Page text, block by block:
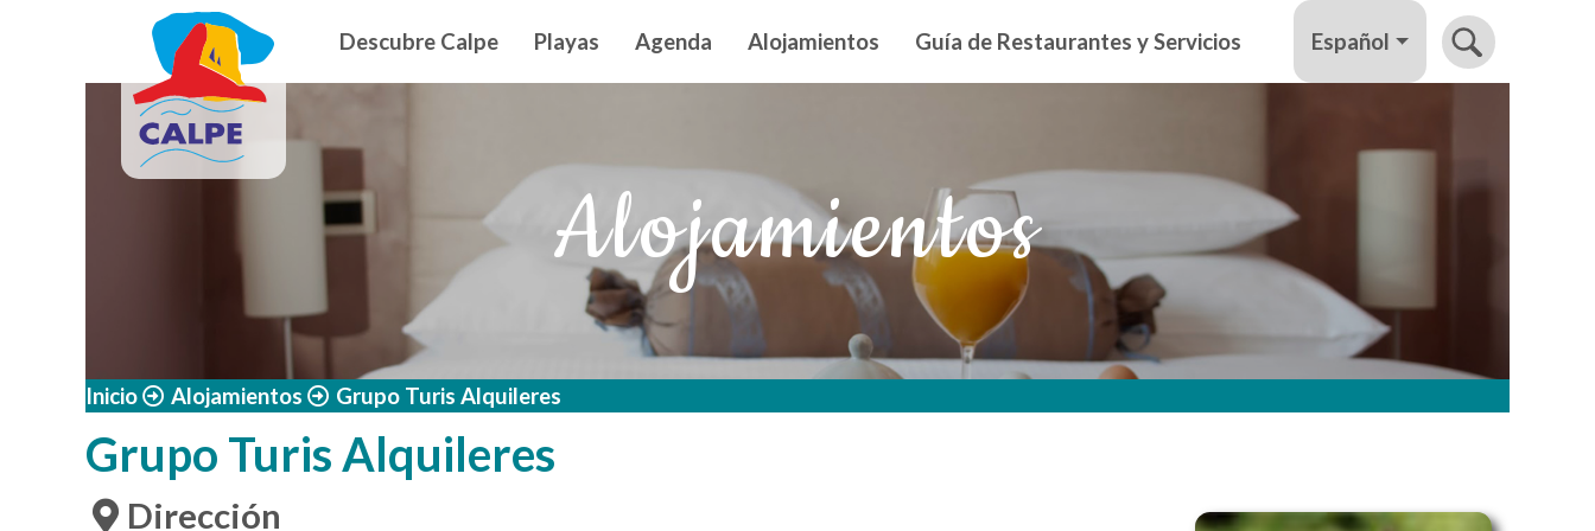
Pasar al contenido principal Navegación principal
Descubre Calpe Playas Agenda Alojamientos Guía de Restaurantes y Servicios Español
Alojamientos
Inicio Alojamientos Grupo Turis Alquileres
Grupo Turis Alquileres
Dirección